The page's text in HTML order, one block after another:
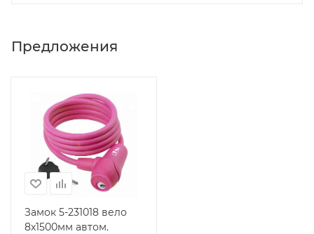
Предложения
Замок 5-231018 вело
8х1500мм автом.